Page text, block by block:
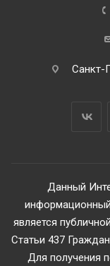
Санкт-
Данный
информационный
является
Статьи 437
Для получения